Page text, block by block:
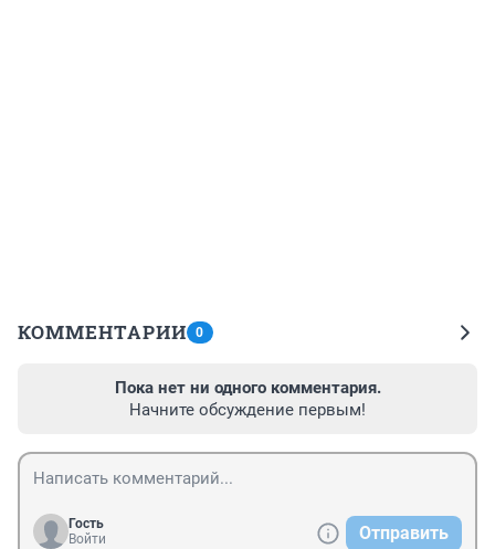
КОММЕНТАРИИ 0
Пока нет ни одного комментария.
Начните обсуждение первым!
Гость
Войти
Отправить